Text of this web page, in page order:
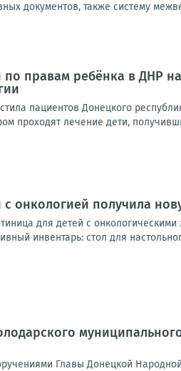
документов, также систему
правам ребёнка в ДНР
пациентов Донецкого
проходят лечение дети,
с онкологией получила
для детей с
инвентарь: стол для
Главы Донецкой